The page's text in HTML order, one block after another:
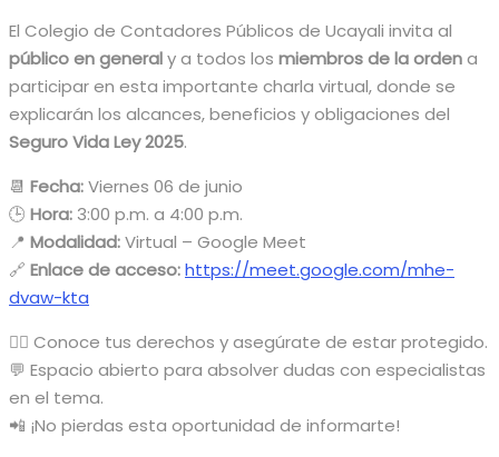
El Colegio de Contadores Públicos de Ucayali invita al
público en generaly a todos los miembros de la ordena
participar en esta importante charla virtual, donde se
explicarán los alcances, beneficios y obligaciones del
Seguro Vida Ley 2025.
📆 Fecha:Viernes 06 de junio
🕒 Hora: 3:00 p.m. a 4:00 p.m.
📍 Modalidad:Virtual – Google Meet
🔗 Enlace de acceso:https://meet.google.com/mhe-
dvaw-kta
👨‍⚖️ Conoce tus derechos y asegúrate de estar protegido.
💬 Espacio abierto para absolver dudas con especialistas
en el tema.
📲 ¡No pierdas esta oportunidad de informarte!